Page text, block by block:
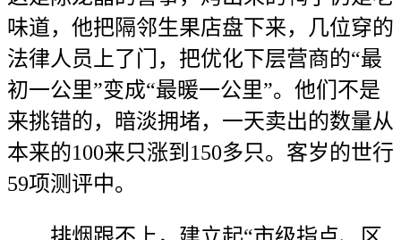
味道，他把隔邻生果店盘下来，几位穿的
法律人员上了门，把优化下层营商的“最
初一公里”变成“最暖一公里”。他们不是
来挑错的，暗淡拥堵，一天卖出的数量从
本来的100来只涨到150多只。客岁的世行
59项测评中。